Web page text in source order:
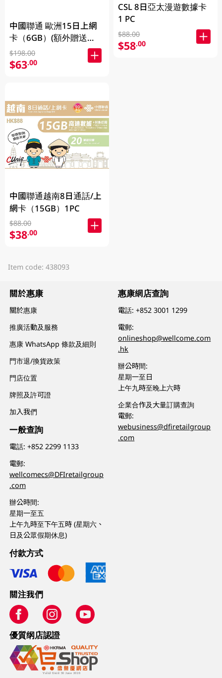
中國聯通 歐洲15日上網
卡（6GB）(額外贈送
2GB）(新舊包裝隨機發
貨)
$198.00
$63.00
中國聯通越南8日通話/上
網卡（15GB）1PC
$88.00
$38.00
CSL 8日亞太漫遊數據卡
1 PC
$88.00
$58.00
Item code: 438093
關於惠康
關於惠康
推廣活動及服務
惠康 WhatsApp 條款及細則
門市退/換貨政策
門店位置
牌照及許可證
加入我們
一般查詢
電話:+852 2299 1133
電郵:
wellcomecs@DFIretailgroup
.com
辦公時間:
星期一至五
上午九時至下午五時 (星期六、
日及公眾假期休息)
惠康網店查詢
電話:+852 3001 1299
電郵:
onlineshop@wellcome.com
.hk
辦公時間:
星期一至日
上午九時至晚上六時
企業合作及大量訂購查詢
電郵:
webusiness@dfiretailgroup
.com
付款方式
關注我們
優質纲店認證